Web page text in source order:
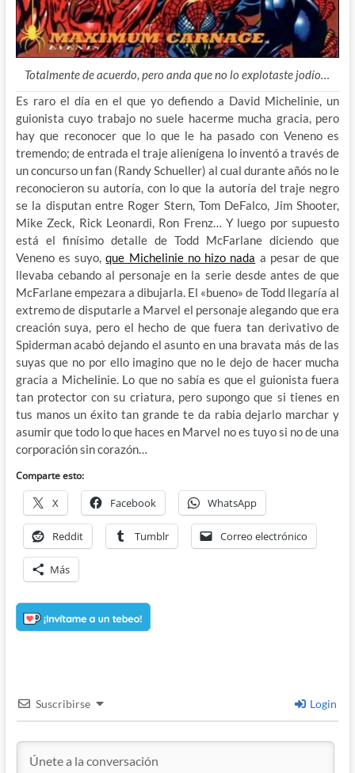
Totalmente de acuerdo, pero anda que no lo explotaste jodío…
Es raro el día en el que yo defiendo a David Michelinie, un
guionista cuyo trabajo no suele hacerme mucha gracia, pero
hay que reconocer que lo que le ha pasado con Veneno es
tremendo; de entrada el traje alienígena lo inventó a través de
un concurso un fan (Randy Schueller) al cual durante añós no le
reconocieron su autoría, con lo que la autoría del traje negro
se la disputan entre Roger Stern, Tom DeFalco, Jim Shooter,
Mike Zeck, Rick Leonardi, Ron Frenz… Y luego por supuesto
está el finísimo detalle de Todd McFarlane diciendo que
Veneno es suyo,que Michelinie no hizo nada a pesar de que
llevaba cebando al personaje en la serie desde antes de que
McFarlane empezara a dibujarla. El «bueno» de Todd llegaría al
extremo de disputarle a Marvel el personaje alegando que era
creación suya, pero el hecho de que fuera tan derivativo de
Spiderman acabó dejando el asunto en una bravata más de las
suyas que no por ello imagino que no le dejo de hacer mucha
gracia a Michelinie. Lo que no sabía es que el guionista fuera
tan protector con su criatura, pero supongo que si tienes en
tus manos un éxito tan grande te da rabia dejarlo marchar y
asumir que todo lo que haces en Marvel no es tuyo si no de una
corporación sin corazón…
Comparte esto:
X Facebook WhatsApp
Reddit Tumblr Correo electrónico
Más
Suscribirse Login